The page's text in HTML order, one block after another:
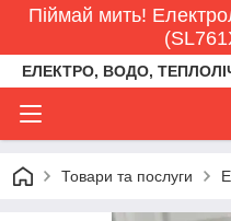
Піймай мить!
ЕЛЕКТРО, ВОДО,
Товари та послуги